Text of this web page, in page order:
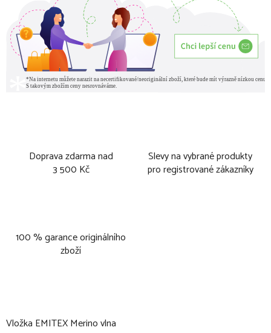
Doprava zdarma nad
3 500 Kč
Slevy na vybrané produkty
pro registrované zákazníky
100 % garance originálního
zboží
Vložka EMITEX Merino vlna